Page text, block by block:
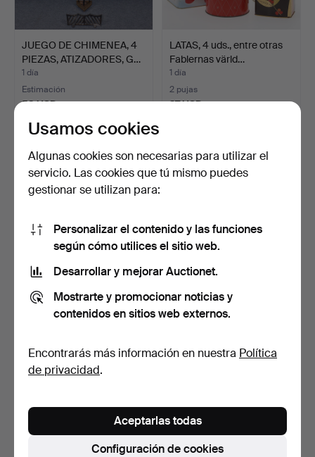
JUEGO DE CHIMENEA, 4
PIEZAS, ATIZADORES, G…
1 día
Estimación
53 USD
LATAS, 4 uds., entre otras
Fablernas värld…
1 día
2 pujas
27 USD
FIGURITA. Hierro fundido,
"Troll", marcada…
siglos XIX/XX.
1 día
Usamos cookies
Algunas cookies son necesarias para utilizar el
servicio. Las cookies que tú mismo puedes
gestionar se utilizan para:
Personalizar el contenido y las funciones
según cómo utilices el sitio web.
Desarrollar y mejorar Auctionet.
Mostrarte y promocionar noticias y
contenidos en sitios web externos.
Encontrarás más información en nuestra Política
de privacidad.
Configuración de cookies
Aceptarlas todas